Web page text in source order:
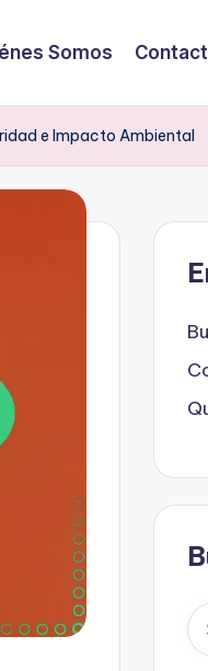
Somos
e Impacto Ambiental